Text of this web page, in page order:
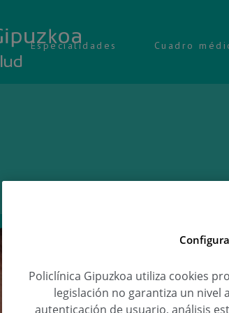
Especialidades Cuadro
Policlínica Gipuzkoa utiliza cookies
legislación no garantiza un
autenticación de usuario, análisis